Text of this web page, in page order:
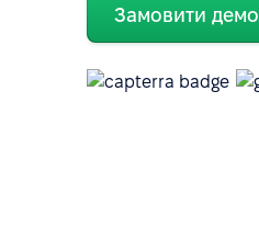
Замовити демо